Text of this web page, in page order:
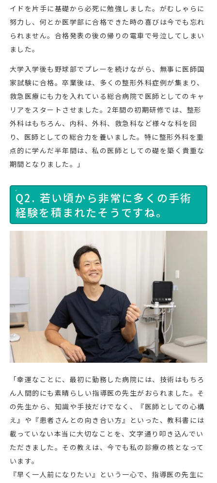
イドを片手に基礎から必死に勉強しました。がむしゃらに
努力し、何とか医学部に合格できた時の喜びは今でも忘れ
られません。合格発表の後の帰りの電車で号泣してしまい
ました。
大学入学後も野球部でプレーを続けながら、無事に医師国
家試験に合格。卒業後は、多くの整形外科症例が集まり、
救急医療にも力を入れている総合病院で医師としてのキャ
リアをスタートさせました。2年間の初期研修では、整形
外科はもちろん、内科、外科、救急科など様々な科を回
り、医師としての総合力を養いました。特に整形外科を重
点的に学んだ半年間は、私の医師としての礎を築く貴重な
期間となりました。」
Q2. 若い頃から非常に多くの手術
経験を積まれたそうですね。
「幸運なことに、最初に勤務した病院には、技術はもちろ
ん人間的にも素晴らしい指導医の先生がおられました。そ
の先生から、知識や手技だけでなく、『医師としての心構
え』や『患者さんとの向き合い方』といった、教科書には
載っていない本当に大切なことを、文字通り叩き込んでい
ただきました。その教えは、今でも私の診療の核となって
います。
『早く一人前になりたい』という一心で、指導医の先生に